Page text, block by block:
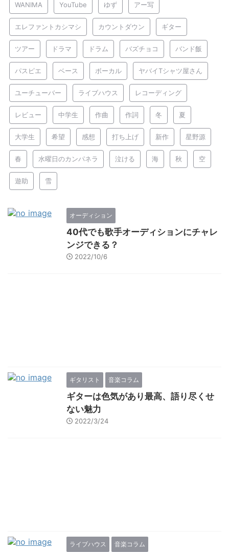
WANIMA YouTube ゆず アー写
エレファントカシマシ カウントダウン ギター
ツアー ドラマ ドラム バズチョコ バンド飯
パスピエ ベース ボーカル ヤバイTシャツ屋さん
ユーチューバー ライブハウス レコーディング
レビュー 中学生 作曲 作詞 冬 夏
大学生 希望 感想 打ち上げ 新作 星野源
春 水曜日のカンパネラ 泣ける 海 秋 空
遊助 雪
オーディション
40代でも歌手オーディションにチャレ
ンジできる？
2022/10/6
ギタリスト 音楽コラム
ギターは色気があり最高、語り尽くせ
ない魅力
2022/3/24
ライブハウス 音楽コラム